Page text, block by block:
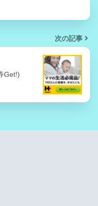
次の記事
Get!)